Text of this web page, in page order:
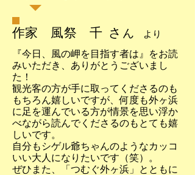
作家 風祭 千 さ ん より
『今日、風の岬を目指す者は』をお読
みいただき、ありがとうございまし
た！
観光客の方が手に取ってくださるのも
もちろん嬉しいですが、何度も外ヶ浜
に足を運んでいる方が情景を思い浮か
べながら読んでくださるのもとても嬉
しいです。
自分もシゲル爺ちゃんのようなカッコ
いい大人になりたいです（笑）。
ぜひまた、「つむぐ外ヶ浜」とともに